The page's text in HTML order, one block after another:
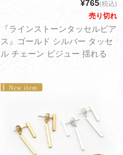
¥765(税込)
売り切れ
『ラインストーンタッセルピア
ス』ゴールド シルバー タッセ
ル チェーン ビジュー 揺れる
3cm